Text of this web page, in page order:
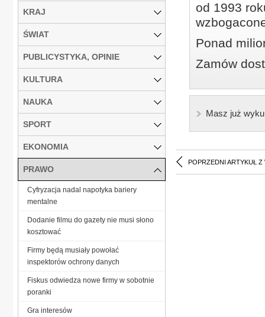
od 1993
Ponad
Zamów
Masz już
POPRZEDNI ARTYKUŁ Z
KRAJ
ŚWIAT
PUBLICYSTYKA, OPINIE
KULTURA
NAUKA
SPORT
EKONOMIA
PRAWO
Cyfryzacja nadal napotyka bariery
mentalne
Dodanie filmu do gazety nie musi słono
kosztować
Firmy będą musiały powołać
inspektorów ochrony danych
Fiskus odwiedza nowe firmy w sobotnie
poranki
Gra interesów